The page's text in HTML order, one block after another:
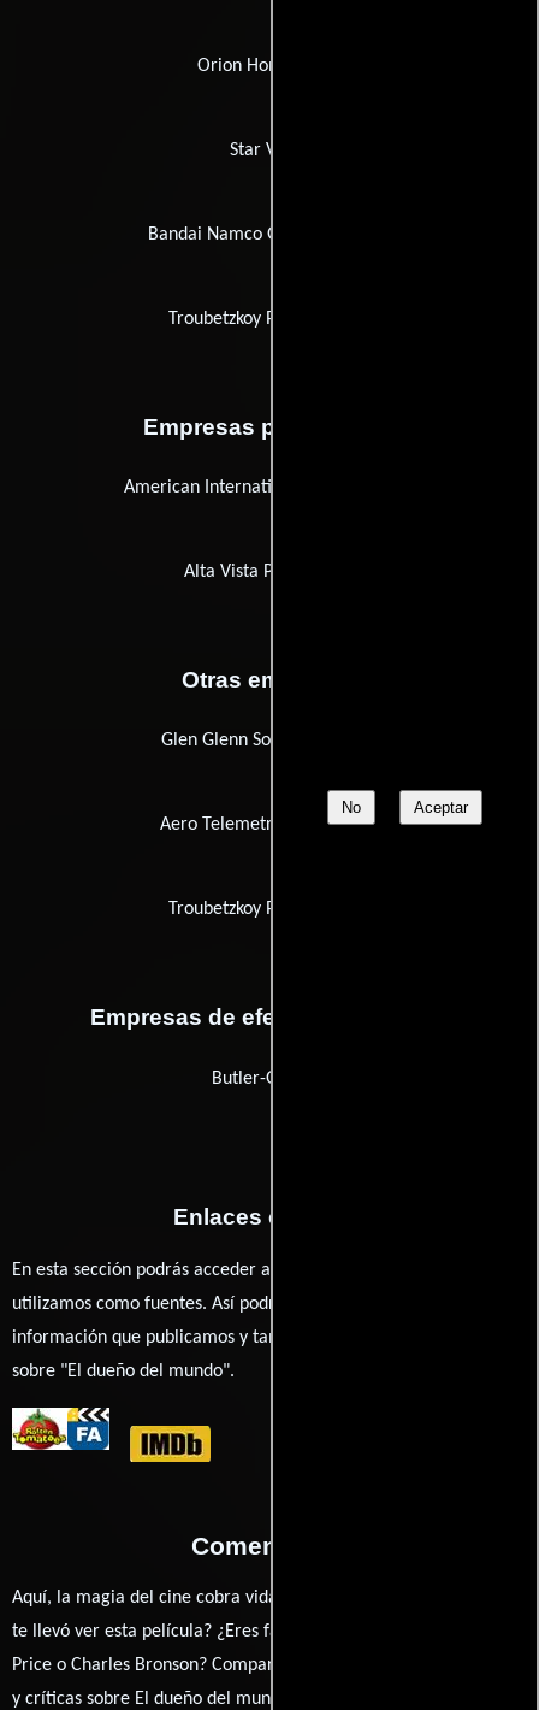
No Aceptar
Orion Home Video
Star Video
Bandai Namco Games America
Troubetzkoy Paintings Ltd.
Empresas productoras
American International Pictures (AIP)
Alta Vista Productions
Otras empresas
Glen Glenn Sound Company
Aero Telemetry Corporation
Troubetzkoy Paintings Ltd.
Empresas de efectos especiales
Butler-Glouner
Enlaces externos
En esta sección podrás acceder a los recursos externos que
utilizamos como fuentes. Así podrás chequear toda la
información que publicamos y también ampliar tu conocimiento
sobre "El dueño del mundo".
Comentarios
Aquí, la magia del cine cobra vida a través de tus opiniones. ¿Qué
te llevó ver esta película? ¿Eres fan de William Witney, Vincent
Price o Charles Bronson? Comparte tus pensamientos, emociones
y críticas sobre El dueño del mundo. ¿Te hizo reír, llorar o